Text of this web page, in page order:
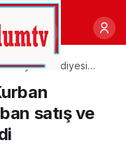
Belediyesi
kurban satış
kesim yerlerini
satış ve
Paylaş